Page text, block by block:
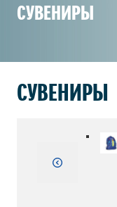
СУВЕНИРЫ
СУВЕНИРЫ